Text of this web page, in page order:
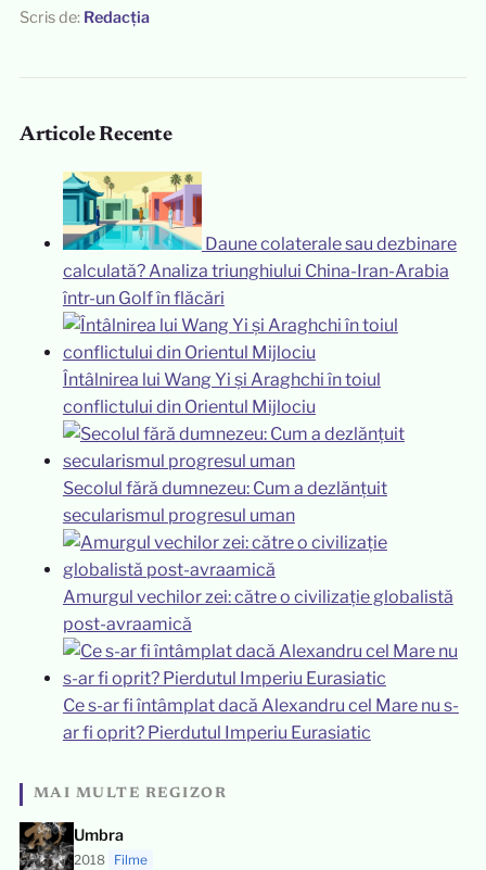
Scris de: Redacția
Articole Recente
Daune colaterale sau dezbinare
calculată? Analiza triunghiului China-Iran-Arabia
într-un Golf în flăcări
Întâlnirea lui Wang Yi și Araghchi în toiul
conflictului din Orientul Mijlociu
Secolul fără dumnezeu: Cum a dezlănțuit
secularismul progresul uman
Amurgul vechilor zei: către o civilizație globalistă
post-avraamică
Ce s-ar fi întâmplat dacă Alexandru cel Mare nu s-
ar fi oprit? Pierdutul Imperiu Eurasiatic
MAI MULTE REGIZOR
Umbra
2018 Filme